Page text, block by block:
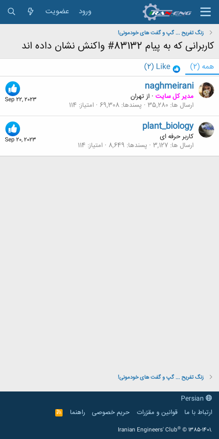
ورود عضویت
زنگ تفریح ... گپ و گفت های خودمونی!
کاربرانی که به پیام 83132# واکنش نشان داده اند
همه (2)
Like
(2)
Sep 22, 2023
naghmeirani
مدیر کل سایت · ازتهران
ارسال ها 35,280 پسندها 69,308 امتیاز 114
Sep 20, 2023
plant_biology
کاربر حرفه ای
ارسال ها 3,127 پسندها 8,649 امتیاز 114
زنگ تفریح ... گپ و گفت های خودمونی!
ارتباط با ما
قوانین و مقرّرات حریم خصوصی راهنما
R
S
Iranian Engineers' Club® © 1385-1401.